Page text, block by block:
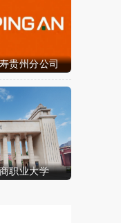
贵州分公司
职业大学